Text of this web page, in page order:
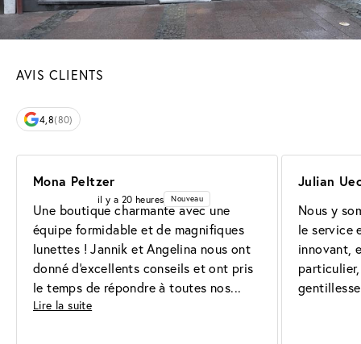
AVIS CLIENTS
4,8(80)
Mona Peltzer
il y a 20 heures Nouveau
Une boutique charmante avec une
équipe formidable et de magnifiques
lunettes ! Jannik et Angelina nous ont
donné d'excellents conseils et ont pris
le temps de répondre à toutes nos
Lire la suite
Julian
Nous y
le service
innovant,